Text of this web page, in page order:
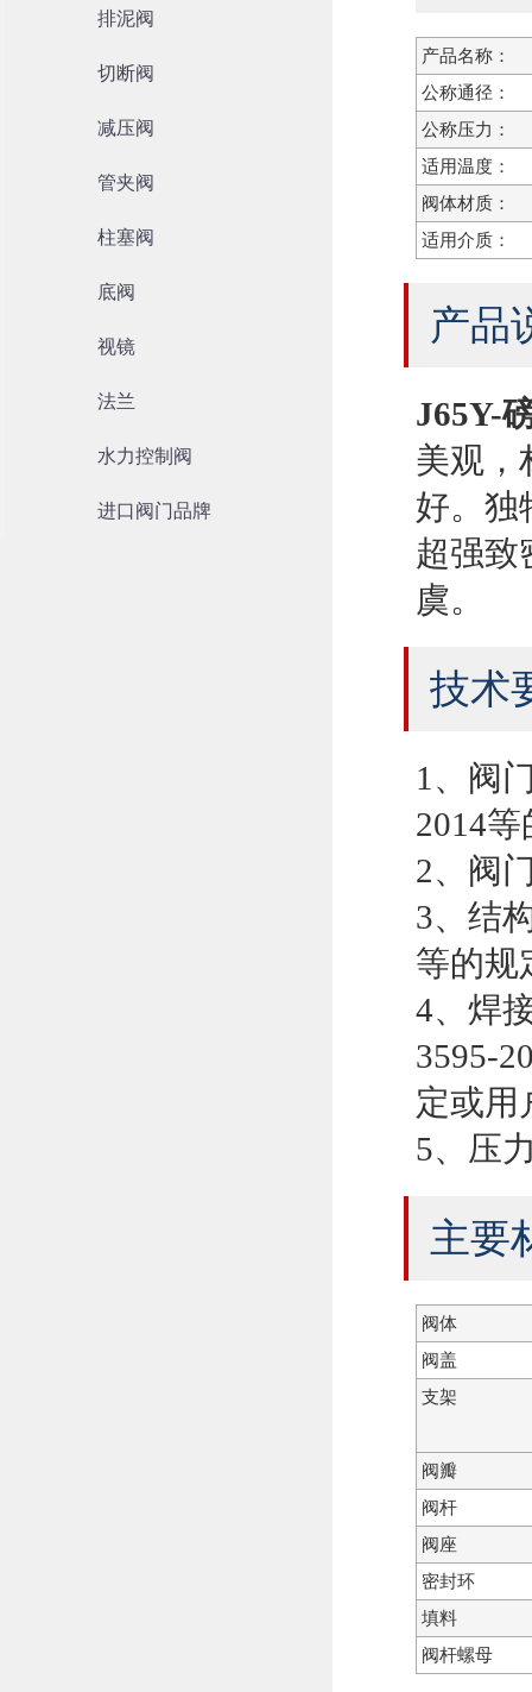
排泥阀
切断阀
减压阀
管夹阀
柱塞阀
底阀
视镜
法兰
水力控制阀
进口阀门品牌
产品名称：
公称通径：
公称压力：
适用温度：
阀体材质：
适用介质：
产品
J65Y-
美观，
好。独
超强致
虞。
技术
1、阀
2014
2、阀
3、结
等的规
4、焊
3595-
定或用
5、压
主要
阀体
阀盖
支架
阀瓣
阀杆
阀座
密封环
填料
阀杆螺母